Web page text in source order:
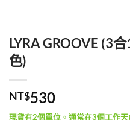
LYRA GROOVE (3
色)
NT$530
現貨有2個單位。通常在3個工作天